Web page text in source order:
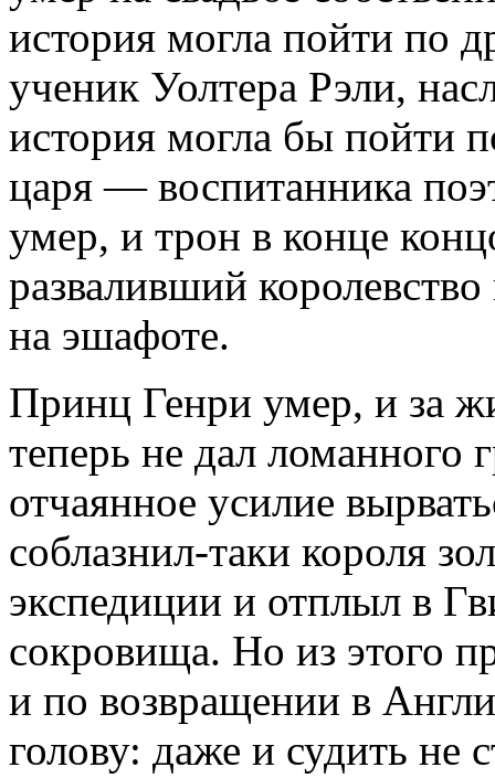
история могла пойти по
ученик Уолтера Рэли,
история могла бы пойти
царя — воспитанника
умер, и трон в конце
разваливший
на эшафоте.
Принц Генри умер, и за
теперь не дал ломанного
отчаянное усилие
соблазнил-таки короля
экспедиции и отплыл в
сокровища. Но из этого
и по возвращении в
голову: даже и судить не